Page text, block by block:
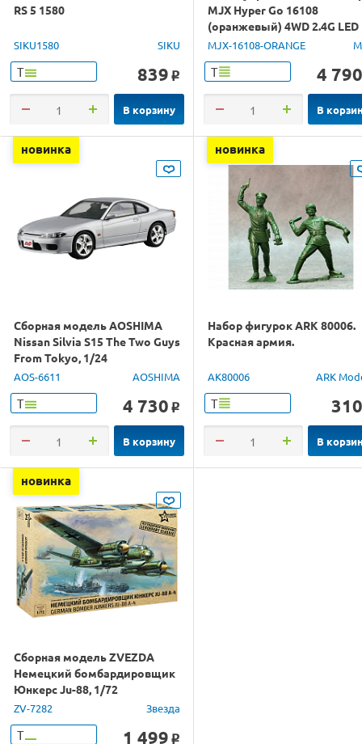
RS 5 1580
SIKU1580 SIKU
Т 839 o
В корзину
MJX Hyper Go 16108
(оранжевый) 4WD 2.4G LED
1/16 RTR
MJX-16108-ORANGE
Т 4 790
В
новинка
Сборная модель AOSHIMA
Nissan Silvia S15 The Two Guys
From Tokyo, 1/24
AOS-6611 AOSHIMA
Т 4 730 o
В корзину
новинка
Набор фигурок ARK 80006.
Красная армия.
AK80006 ARK
Т 310
В
новинка
Сборная модель ZVEZDA
Немецкий бомбардировщик
Юнкерс Ju-88, 1/72
ZV-7282 Звезда
Т 1 499 o